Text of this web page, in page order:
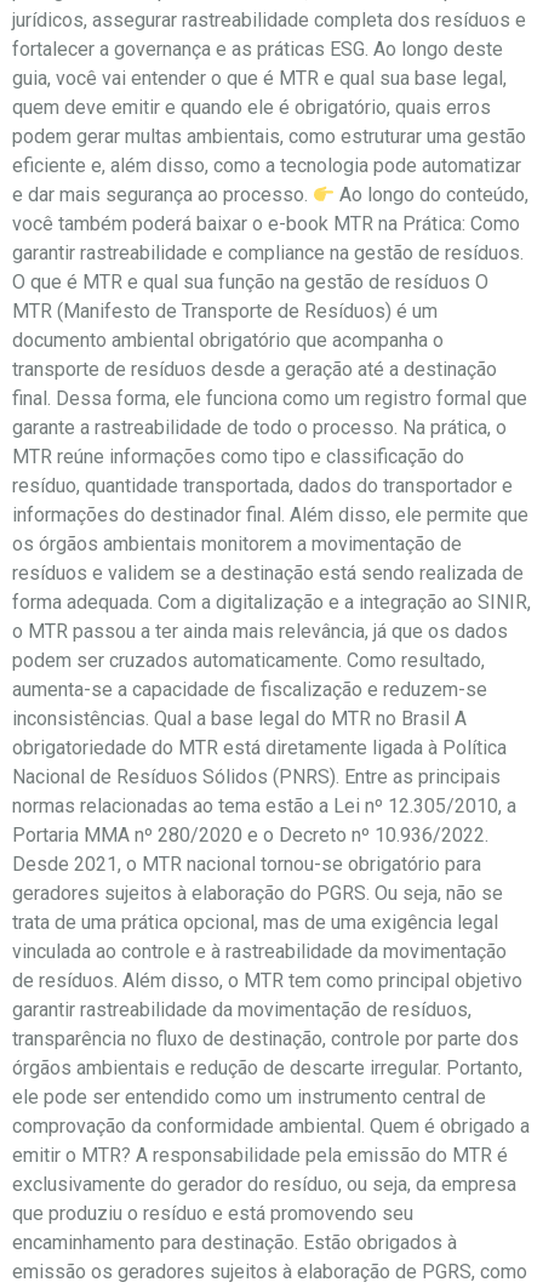
jurídicos, assegurar rastreabilidade completa dos resíduos e
fortalecer a governança e as práticas ESG. Ao longo deste
guia, você vai entender o que é MTR e qual sua base legal,
quem deve emitir e quando ele é obrigatório, quais erros
podem gerar multas ambientais, como estruturar uma gestão
eficiente e, além disso, como a tecnologia pode automatizar
e dar mais segurança ao processo.
Ao longo do conteúdo,
você também poderá baixar o e-book MTR na Prática: Como
garantir rastreabilidade e compliance na gestão de resíduos.
O que é MTR e qual sua função na gestão de resíduos O
MTR (Manifesto de Transporte de Resíduos) é um
documento ambiental obrigatório que acompanha o
transporte de resíduos desde a geração até a destinação
final. Dessa forma, ele funciona como um registro formal que
garante a rastreabilidade de todo o processo. Na prática, o
MTR reúne informações como tipo e classificação do
resíduo, quantidade transportada, dados do transportador e
informações do destinador final. Além disso, ele permite que
os órgãos ambientais monitorem a movimentação de
resíduos e validem se a destinação está sendo realizada de
forma adequada. Com a digitalização e a integração ao SINIR,
o MTR passou a ter ainda mais relevância, já que os dados
podem ser cruzados automaticamente. Como resultado,
aumenta-se a capacidade de fiscalização e reduzem-se
inconsistências. Qual a base legal do MTR no Brasil A
obrigatoriedade do MTR está diretamente ligada à Política
Nacional de Resíduos Sólidos (PNRS). Entre as principais
normas relacionadas ao tema estão a Lei nº 12.305/2010, a
Portaria MMA nº 280/2020 e o Decreto nº 10.936/2022.
Desde 2021, o MTR nacional tornou-se obrigatório para
geradores sujeitos à elaboração do PGRS. Ou seja, não se
trata de uma prática opcional, mas de uma exigência legal
vinculada ao controle e à rastreabilidade da movimentação
de resíduos. Além disso, o MTR tem como principal objetivo
garantir rastreabilidade da movimentação de resíduos,
transparência no fluxo de destinação, controle por parte dos
órgãos ambientais e redução de descarte irregular. Portanto,
ele pode ser entendido como um instrumento central de
comprovação da conformidade ambiental. Quem é obrigado a
emitir o MTR? A responsabilidade pela emissão do MTR é
exclusivamente do gerador do resíduo, ou seja, da empresa
que produziu o resíduo e está promovendo seu
encaminhamento para destinação. Estão obrigados à
emissão os geradores sujeitos à elaboração de PGRS, como